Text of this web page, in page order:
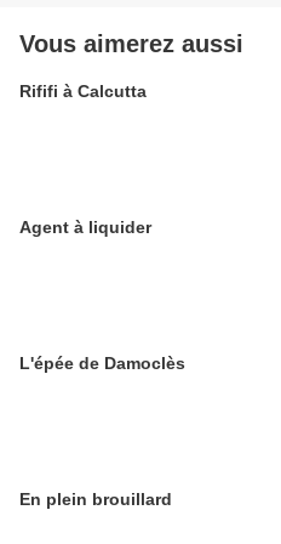
Vous aimerez aussi
Rififi à Calcutta
Agent à liquider
L'épée de Damoclès
En plein brouillard